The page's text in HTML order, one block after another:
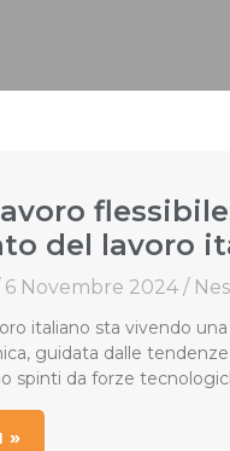
del lavoro
6 Novembre 2024
italiano sta vivendo
guidata dalle
spinti da forze
»